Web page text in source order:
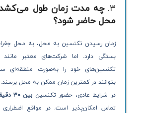
۳. چه مدت زمان طول می‌کشد
محل حاضر شود؟
زمان رسیدن تکنسین به محل، به محل
بستگی دارد. اما شرکت‌های معتبر مانند
تکنسین‌های خود را به‌صورت منطقه‌ای
بتوانند در کمترین زمان ممکن به محل برسند.
در شرایط عادی، حضور تکنسین بین ۳۰ دقیقه تا ۲ ساعت
تماس امکان‌پذیر است. در مواقع اضطراری